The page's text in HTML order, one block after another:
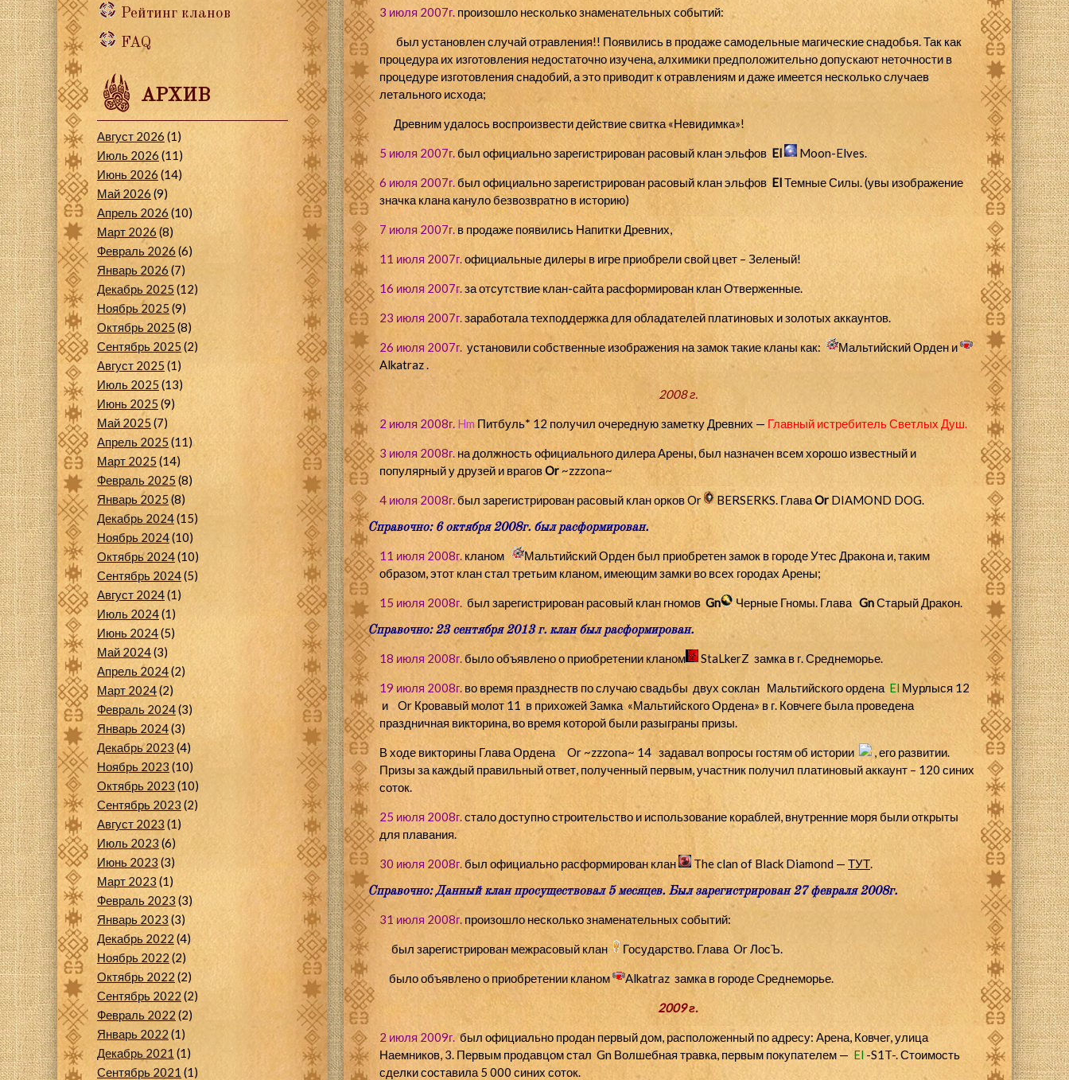
3 июля 2007г. произошло несколько знаменательных событий:
был установлен случай отравления!! Появились в продаже самодельные магические снадобья. Так как
процедура их изготовления недостаточно изучена, алхимики предположительно допускают неточности в
процедуре изготовления снадобий, а это приводит к отравлениям и даже имеется несколько случаев
летального исхода;
Древним удалось воспроизвести действие свитка «Невидимка»!
5 июля 2007г.был официально зарегистрирован расовый клан эльфов El Moon-Elves.
6 июля 2007г.был официально зарегистрирован расовый клан эльфов ElТемные Силы.(увы изображение
значка клана кануло безвозвратно в историю)
7 июля 2007г.в продаже появились Напитки Древних,
11 июля 2007г.официальные дилеры в игре приобрели свой цвет – Зеленый!
16 июля 2007г.за отсутствие клан-сайта расформирован клан Отверженные.
23 июля 2007г.заработала техподдержка для обладателей платиновых и золотых аккаунтов.
26 июля 2007г. установили собственные изображения на замок такие кланы как: Мальтийский Орден и
Alkatraz.
2008 г.
2 июля 2008г. Hm Питбуль* 12 получил очередную заметку Древних — Главный истребитель Светлых Душ.
3 июля 2008г. на должность официального дилера Арены, был назначен всем хорошо известный и
популярный у друзей и враговOr ~zzzona~
4 июля 2008г.был зарегистрирован расовый клан орковOr BERSERKS. ГлаваOr DIAMOND DOG.
Справочно: 6 октября 2008г. был расформирован.
11 июля 2008г. кланом Мальтийский Орденбыл приобретен замок в городе Утес Дракона и, таким
образом, этот клан стал третьим кланом, имеющим замки во всех городах Арены;
15 июля 2008г. был зарегистрирован расовый клан гномов Gn Черные Гномы. Глава GnСтарый Дракон.
Справочно: 23 сентября 2013 г. клан был расформирован.
18 июля 2008г.было объявлено о приобретении кланом StaLkerZ замка в г. Среднеморье.
19 июля 2008г. во время празднеств по случаю свадьбы двух соклан Мальтийского ордена El Мурлыся 12
и
Or Кровавый молот 11 в прихожей Замка «Мальтийского Ордена» в г. Ковчеге была проведена
праздничная викторина, во время которой были разыграны призы.
В ходе викторины Глава Ордена Or ~zzzona~ 14 задавал вопросы гостям об истории
, его развитии.
Призы за каждый правильный ответ, полученный первым, участник получил платиновый аккаунт – 120 синих
соток.
25 июля 2008г.стало доступно строительство и использование кораблей, внутренние моря были открыты
для плавания.
30 июля 2008г.был официально расформирован клан The clan of Black Diamond — ТУТ.
Справочно: Данный клан просуществовал 5 месяцев. Был зарегистрирован 27 февраля 2008г.
31 июля 2008г. произошло несколько знаменательных событий:
был зарегистрирован межрасовый клан Государство. Глава OrЛосЪ.
было объявлено о приобретении кланом Alkatraz замка в городе Среднеморье.
2009 г.
2 июля 2009г.был официально продан первый дом, расположенный по адресу: Арена, Ковчег, улица
Наемников, 3. Первым продавцом стал Gn Волшебная травка, первым покупателем — El -S1T-. Стоимость
сделки составила 5 000 синих соток.
Рейтинг кланов
FAQ
АРХИВ
Август 2026 (1)
Июль 2026(11)
Июнь 2026 (14)
Май 2026(9)
Апрель 2026 (10)
Март 2026 (8)
Февраль 2026(6)
Январь 2026 (7)
Декабрь 2025 (12)
Ноябрь 2025(9)
Октябрь 2025 (8)
Сентябрь 2025 (2)
Август 2025 (1)
Июль 2025 (13)
Июнь 2025 (9)
Май 2025 (7)
Апрель 2025 (11)
Март 2025 (14)
Февраль 2025 (8)
Январь 2025 (8)
Декабрь 2024(15)
Ноябрь 2024(10)
Октябрь 2024(10)
Сентябрь 2024(5)
Август 2024(1)
Июль 2024(1)
Июнь 2024(5)
Май 2024(3)
Апрель 2024(2)
Март 2024(2)
Февраль 2024(3)
Январь 2024(3)
Декабрь 2023 (4)
Ноябрь 2023 (10)
Октябрь 2023 (10)
Сентябрь 2023 (2)
Август 2023(1)
Июль 2023 (6)
Июнь 2023(3)
Март 2023 (1)
Февраль 2023 (3)
Январь 2023 (3)
Декабрь 2022 (4)
Ноябрь 2022 (2)
Октябрь 2022 (2)
Сентябрь 2022 (2)
Февраль 2022 (2)
Январь 2022 (1)
Декабрь 2021 (1)
Сентябрь 2021 (1)